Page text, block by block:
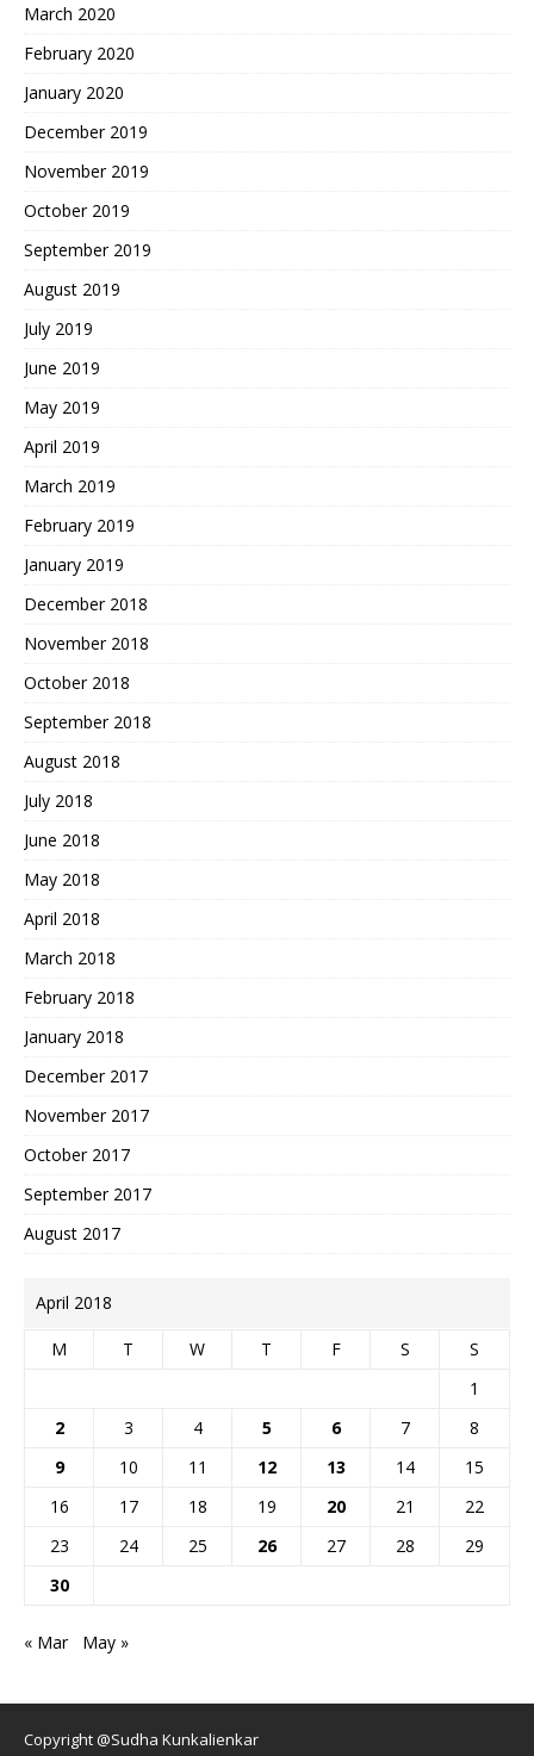
March 2020
February 2020
January 2020
December 2019
November 2019
October 2019
September 2019
August 2019
July 2019
June 2019
May 2019
April 2019
March 2019
February 2019
January 2019
December 2018
November 2018
October 2018
September 2018
August 2018
July 2018
June 2018
May 2018
April 2018
March 2018
February 2018
January 2018
December 2017
November 2017
October 2017
September 2017
August 2017
April 2018
M T W T F S
S
1
2
3 4 5 6 7
8
9
10 11 12 13 14
15
16
17 18 19 20 21
22
23
24 25 26 27 28
29
30
« Mar May »
Copyright @Sudha Kunkalienkar